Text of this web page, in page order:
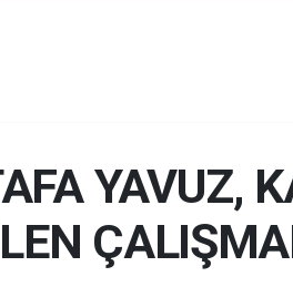
YAVUZ,